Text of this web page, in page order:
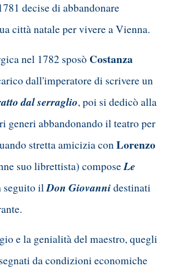
decise di abbandonare
città natale per vivere a Vienna.
nel 1782 sposò Costanza
dall'imperatore di scrivere un
dal serraglio, poi si dedicò alla
generi abbandonando il teatro per
stretta amicizia conLorenzo
suo librettista) composeLe
seguito ilDon Giovannidestinati
e la genialità del maestro, quegli
da condizioni economiche